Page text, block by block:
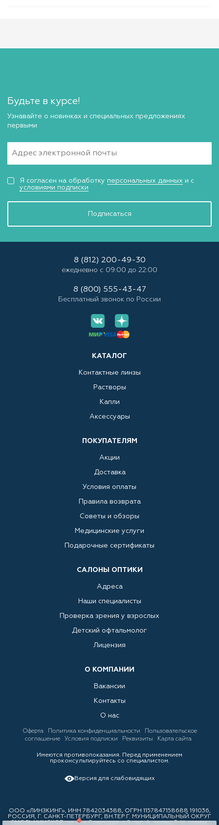
Будьте в курсе!
Узнавайте о новинках и специальных предложениях
первыми
Подписаться
Я согласен на обработку персональных данных и с
условиями подписки
КАТАЛОГ
Контактные линзы
Растворы
Капли
Аксессуары
ПОКУПАТЕЛЯМ
Акции
Доставка
Условия оплаты
Правила возврата
Советы и обзоры
Медицинские услуги
Подарочные сертификаты
САЛОНЫ ОПТИКИ
Адреса
Наши специалисты
Проверка зрения у взрослых
Детский офтальмолог
Лицензия
О КОМПАНИИ
Вакансии
Контакты
О нас
8 (812) 200-49-30
ежедневно с 09:00 до 22:00
8 (800) 555-43-47
Бесплатный звонок по России
Оферта Политика конфиденциальности
Пользовательское
соглашение
Условия подписки Реквизиты Карта сайта
Имеются противопоказания. Перед применением
проконсультируйтесь со специалистом.
Версия для слабовидящих
ООО «ЛИНЗКИНГ», ИНН 7842034388, ОГРН 1157847158688 191036,
РОССИЯ, Г. САНКТ-ПЕТЕРБУРГ, ВН.ТЕР.Г. МУНИЦИПАЛЬНЫЙ ОКРУГ
СМОЛЬНИНСКОЕ, ул. 3-я Советская, д.9, лит. А, помещ.3-Н, помещ.